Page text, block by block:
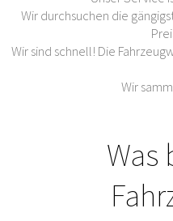
Wir durchsuchen die
Wir sind schnell! Die
Wir
Was